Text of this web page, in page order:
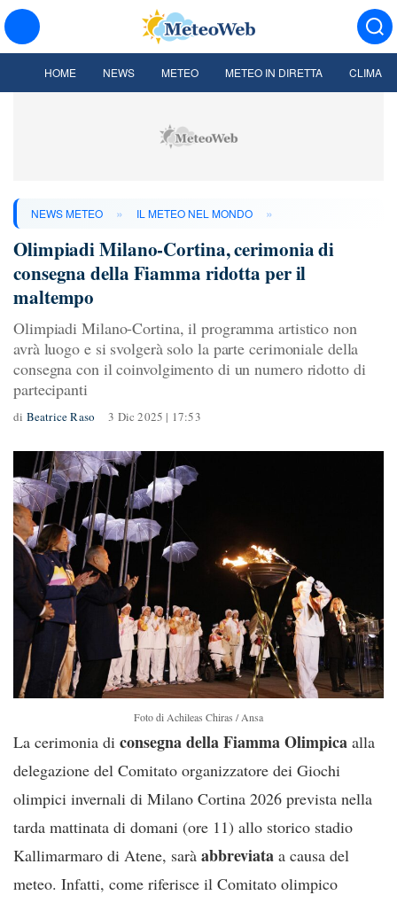
HOME NEWS METEO METEO IN DIRETTA CLIMA
NEWS METEO » IL METEO NEL MONDO »
Olimpiadi Milano-Cortina, cerimonia di
consegna della Fiamma ridotta per il
maltempo
Olimpiadi Milano-Cortina, il programma artistico non
avrà luogo e si svolgerà solo la parte cerimoniale della
consegna con il coinvolgimento di un numero ridotto di
partecipanti
di Beatrice Raso 3 Dic 2025 | 17:53
Foto di Achileas Chiras / Ansa
La cerimonia di consegna della Fiamma Olimpica alla
delegazione del Comitato organizzatore dei Giochi
olimpici invernali di Milano Cortina 2026 prevista nella
tarda mattinata di domani (ore 11) allo storico stadio
Kallimarmaro di Atene, sarà abbreviata a causa del
meteo. Infatti, come riferisce il Comitato olimpico